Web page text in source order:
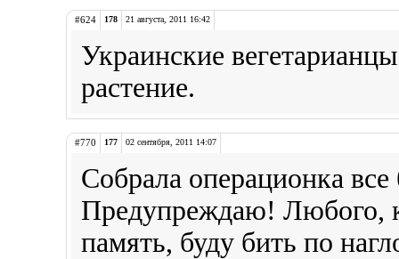
#624 178 21 августа, 2011 16:42
Украинские
растение.
#770 177 02 сентября, 2011 14:07
Собрала операционка
Предупреждаю! Любого,
память, буду бить по